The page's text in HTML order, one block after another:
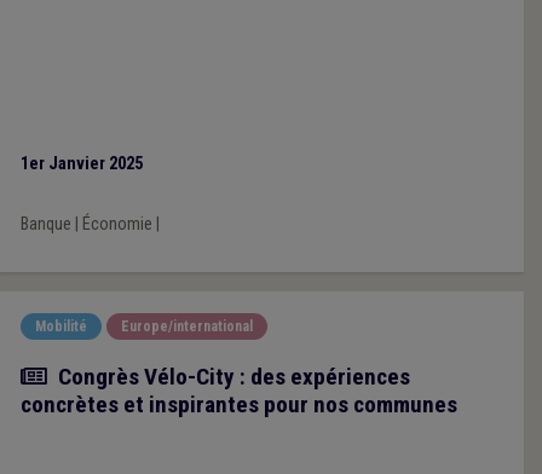
1er Janvier 2025
Banque Économie
Mobilité Europe/international
Article
Congrès Vélo-City : des expériences
concrètes et inspirantes pour nos communes